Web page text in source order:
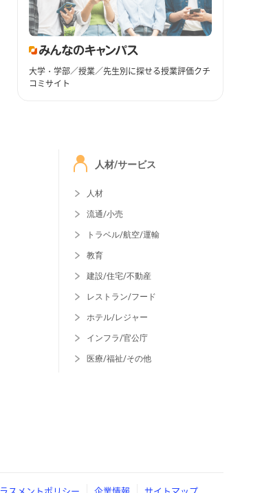
大学・学部／授業／先生別に探せる授業評価クチ
コミサイト
人材/サービス
人材
流通/小売
トラベル/航空/運輸
教育
建設/住宅/不動産
レストラン/フード
ホテル/レジャー
インフラ/官公庁
医療/福祉/その他